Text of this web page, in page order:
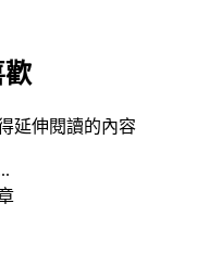
歡
延伸閱讀的內容